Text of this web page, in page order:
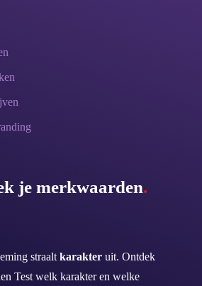
je merkwaarden.
straalt karakteruit. Ontdek
Test welk karakter en welke